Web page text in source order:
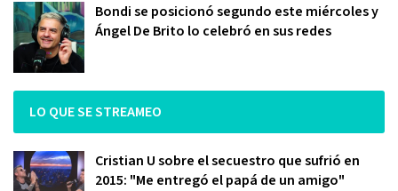
Bondi se posicionó segundo este miércoles y
Ángel De Brito lo celebró en sus redes
LO QUE SE STREAMEO
Cristian U sobre el secuestro que sufrió en
2015: "Me entregó el papá de un amigo"